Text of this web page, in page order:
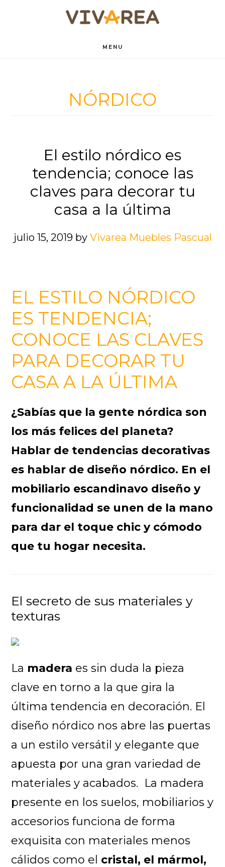
MENU
NÓRDICO
El estilo nórdico es
tendencia; conoce las
claves para decorar tu
casa a la última
julio 15, 2019by Vivarea Muebles Pascual
EL ESTILO NÓRDICO
ES TENDENCIA;
CONOCE LAS CLAVES
PARA DECORAR TU
CASA A LA ÚLTIMA
¿Sabías que la gente nórdica son
los más felices del planeta?
Hablar de tendencias decorativas
es hablar de diseño nórdico. En el
mobiliario escandinavo diseño y
funcionalidad se unen de la mano
para dar el toque chic y cómodo
que tu hogar necesita.
El secreto de sus materiales y
texturas
La madera es sin duda la pieza
clave en torno a la que gira la
última tendencia en decoración. El
diseño nórdico nos abre las puertas
a un estilo versátil y elegante que
apuesta por una gran variedad de
materiales y acabados. La madera
presente en los suelos, mobiliarios y
accesorios funciona de forma
exquisita con materiales menos
cálidos como el cristal, el mármol,